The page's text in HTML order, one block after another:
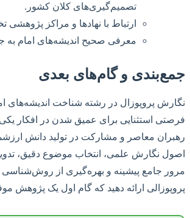
تصمیم‌گیری‌های کلان کشور.
ارتباط با نهادها و مراکز
معرفی صحیح اندیشه‌های امام به
جمع‌بندی و گام‌های بعدی
نگارش پروپوزال در رشته شناخت اندیشه‌های
فرصتی استثنایی برای عمیق شدن در افکار یکی
رهبران معاصر و مشارکت در تولید دانش
اصول نگارش علمی، انتخاب موضوع دقیق،
مرور جامع پیشینه و بهره‌گیری از روش‌شناسی
پروپوزالی ارائه دهید که گام اول یک پژوهش